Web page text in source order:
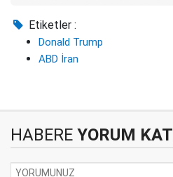
Etiketler :
Donald Trump
ABD İran
HABERE YORUM KAT